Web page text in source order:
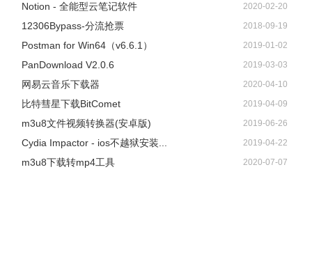
Notion - 全能型云笔记软件 2020-02-20
12306Bypass-分流抢票 2018-09-19
Postman for Win64（v6.6.1） 2019-01-02
PanDownload V2.0.6 2019-03-03
网易云音乐下载器 2020-04-10
比特彗星下载BitComet 2019-04-09
m3u8文件视频转换器(安卓版) 2019-06-26
Cydia Impactor - ios不越狱安装... 2019-04-22
m3u8下载转mp4工具 2020-07-07